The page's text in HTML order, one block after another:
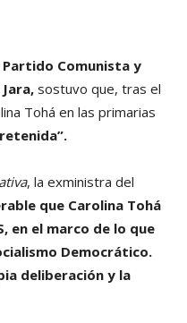
Comunista y
sostuvo que, tras el
Tohá en las primarias
, la exministra del
que Carolina Tohá
en el marco de lo que
Democrático.
deliberación y la